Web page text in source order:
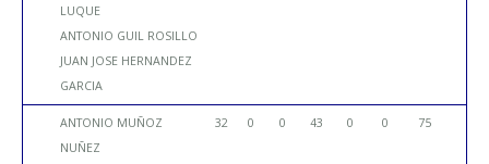
LUQUE
ANTONIO GUIL ROSILLO
JUAN JOSE HERNANDEZ
GARCIA
ANTONIO MUÑOZ
NUÑEZ
32 0 0 43 0 0 75